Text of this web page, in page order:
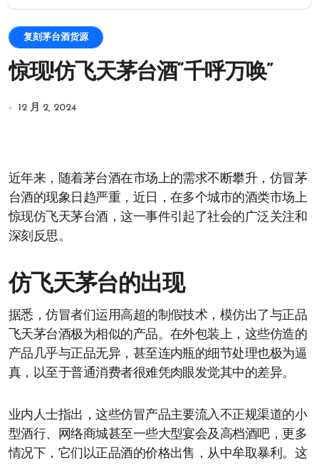
复刻茅台酒货源
惊现!仿飞天茅台酒“千呼万唤”
12 月 2, 2024
近年来，随着茅台酒在市场上的需求不断攀升，仿冒茅
台酒的现象日趋严重，近日，在多个城市的酒类市场上
惊现仿飞天茅台酒，这一事件引起了社会的广泛关注和
深刻反思。
仿飞天茅台的出现
据悉，仿冒者们运用高超的制假技术，模仿出了与正品
飞天茅台酒极为相似的产品。在外包装上，这些仿造的
产品几乎与正品无异，甚至连内瓶的细节处理也极为逼
真，以至于普通消费者很难凭肉眼发觉其中的差异。
业内人士指出，这些仿冒产品主要流入不正规渠道的小
型酒行、网络商城甚至一些大型宴会及高档酒吧，更多
情况下，它们以正品酒的价格出售，从中牟取暴利。这